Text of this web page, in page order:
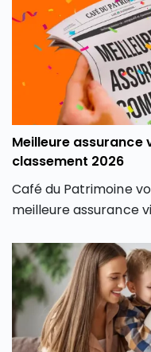
Meilleure
classement 2026
Café du Patrimoine
meilleure assurance
vie du marché, en
de contenter tous les